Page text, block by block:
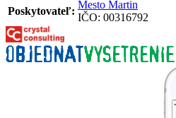
Poskytovateľ:
Mesto Martin
IČO: 00316792